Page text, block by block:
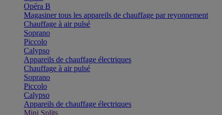
Opéra B
Magasiner tous les appareils de chauffage par reyonnement
Chauffage à air pulsé
Soprano
Piccolo
Calypso
Appareils de chauffage électriques
Chauffage à air pulsé
Soprano
Piccolo
Calypso
Appareils de chauffage électriques
Mini Splits